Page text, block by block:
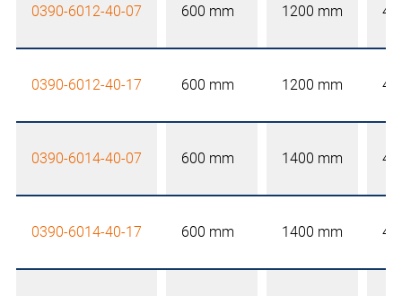
0390-6012-40-07 600 mm 1200 mm
0390-6012-40-17 600 mm 1200 mm
0390-6014-40-07 600 mm 1400 mm
0390-6014-40-17 600 mm 1400 mm